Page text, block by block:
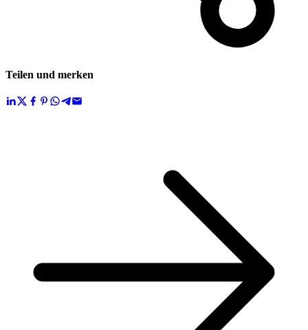
Teilen und merken